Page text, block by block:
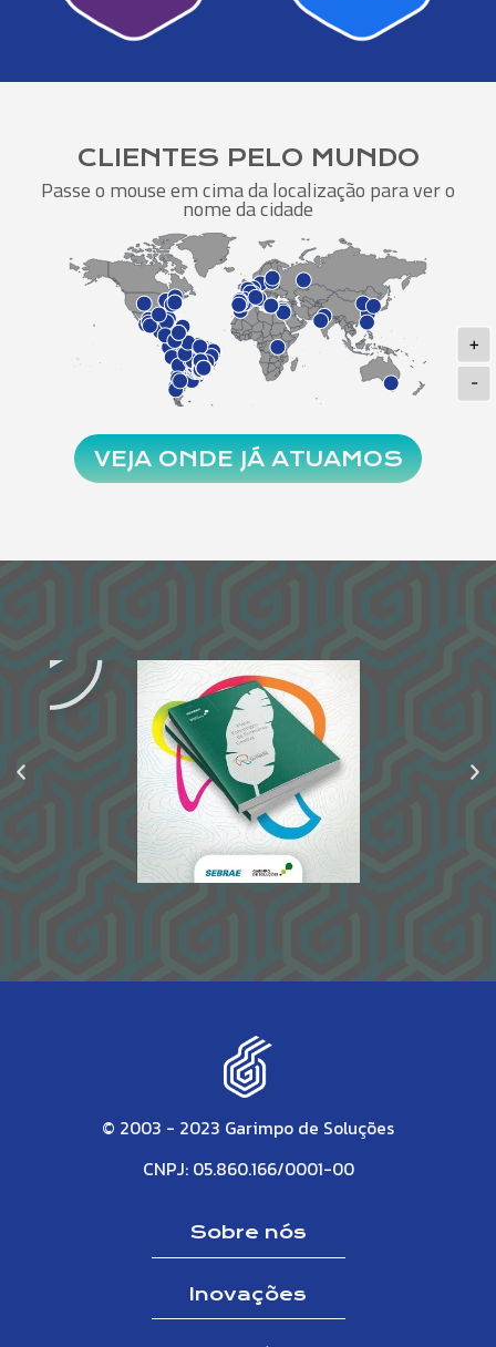
CLIENTES PELO MUNDO
Passe o mouse em cima da localização para ver o
nome da cidade
+
-
VEJA ONDE JÁ ATUAMOS
© 2003 - 2023 Garimpo de Soluções
CNPJ: 05.860.166/0001-00
Sobre nós
Inovações